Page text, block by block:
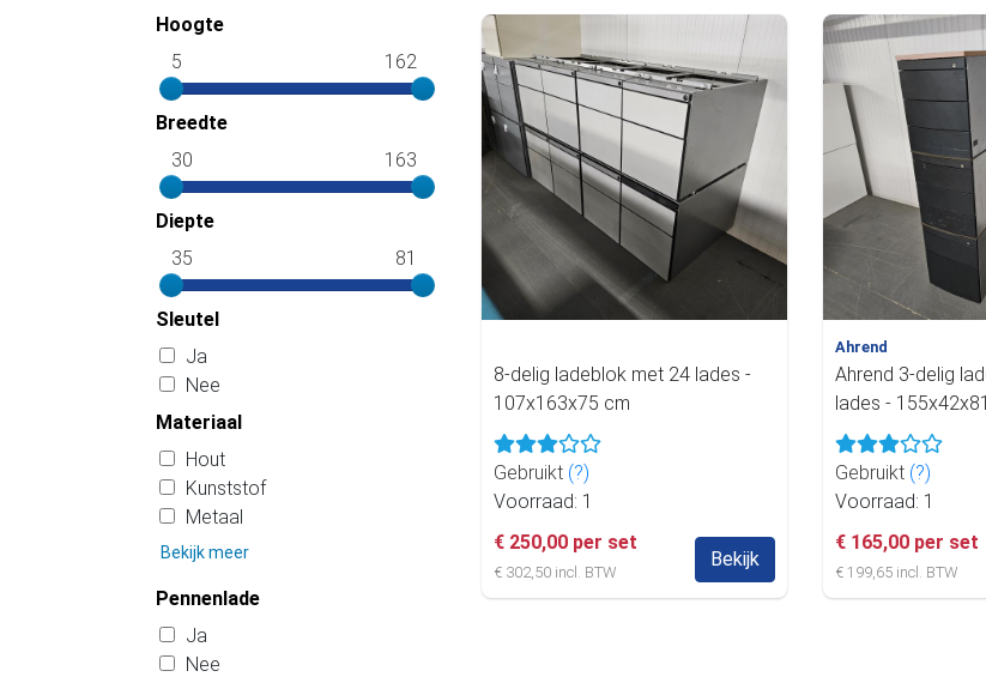
Hoogte
5
162
Breedte
30
163
Diepte
35
81
Sleutel
Ja
Nee
Materiaal
Hout
Kunststof
Metaal
Bekijk meer
Pennenlade
Ja
Nee
8-delig ladeblok met 24 lades -
107x163x75 cm
Gebruikt (?)
Voorraad: 1
€ 250,00 per set
€ 302,50 incl. BTW
Bekijk
Ahrend
Ahrend 3-delig
lades -
Gebruikt (?)
Voorraad: 1
€ 165,00 per set
€ 199,65 incl. BTW